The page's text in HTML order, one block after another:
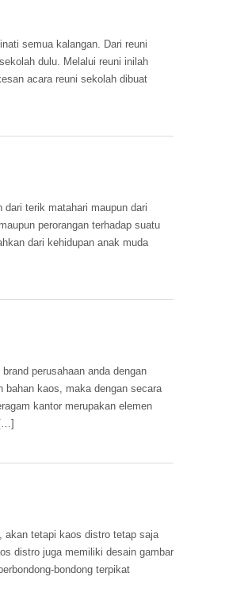
semua kalangan. Dari reuni
dulu. Melalui reuni inilah
acara reuni sekolah dibuat
terik matahari maupun dari
perorangan terhadap suatu
dari kehidupan anak muda
perusahaan anda dengan
bahan kaos, maka dengan secara
kantor merupakan elemen
akan tetapi kaos distro tetap saja
distro juga memiliki desain gambar
bondong terpikat